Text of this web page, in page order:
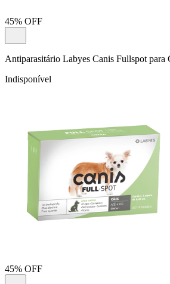
45% OFF
Antiparasitário Labyes Canis Fullspot para
Indisponível
45% OFF